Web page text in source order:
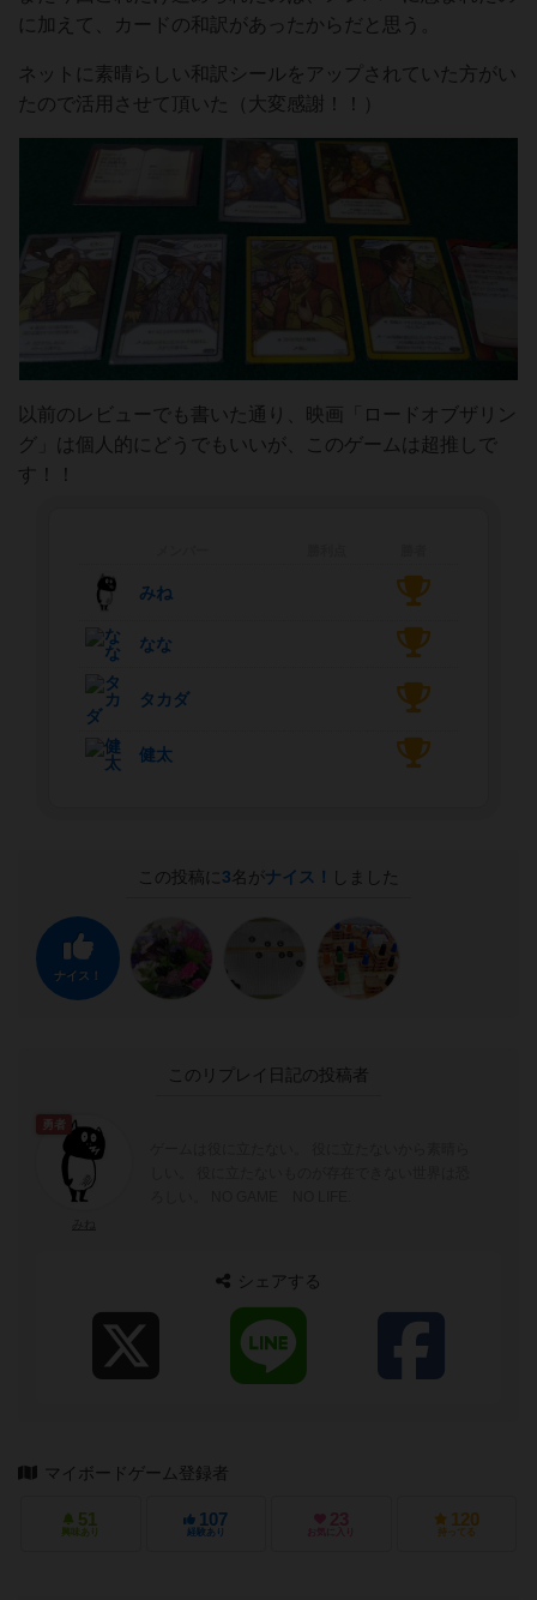
に加えて、カードの和訳があったからだと思う。
ネットに素晴らしい和訳シールをアップされていた方がい
たので活用させて頂いた（大変感謝！！）
以前のレビューでも書いた通り、映画「ロードオブザリン
グ」は個人的にどうでもいいが、このゲームは超推しで
す！！
みね
なな
タカダ
健太
この投稿に 3名がナイス！ しました
ナイス！
このリプレイ日記の投稿者
勇者
シェアする
マイボードゲーム登録者
51
興味あり
107
経験あり
23
お気に入り
120
持ってる